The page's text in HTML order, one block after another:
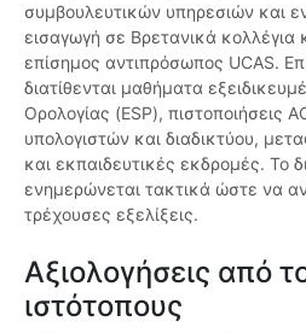
συμβουλευτικών υπηρεσιών και
εισαγωγή σε Βρετανικά κολλέγια
επίσημος αντιπρόσωπος UCAS.
διατίθενται μαθήματα
Ορολογίας (ESP), πιστοποιήσεις
υπολογιστών και διαδικτύου,
και εκπαιδευτικές εκδρομές. Το
ενημερώνεται τακτικά ώστε να
τρέχουσες εξελίξεις.
Αξιολογήσεις από
ιστότοπους